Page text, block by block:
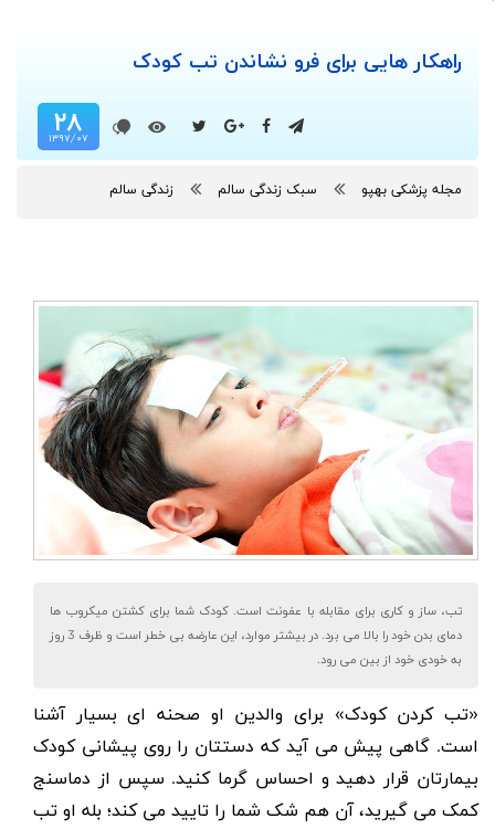
راهکار هایی برای فرو نشاندن تب کودک
۲۸
۱۳۹۷/۰۷
مجله پزشکی بهپو سبک زندگی سالم زندگی سالم
تب، ساز و کاری برای مقابله با عفونت است. کودک شما برای کشتن میکروب ها
دمای بدن خود را بالا می برد. در بیشتر موارد، این عارضه بی خطر است و ظرف 3 روز
به خودی خود از بین می رود.
«تب کردن کودک» برای والدین او صحنه ای بسیار آشنا
است. گاهی پیش می آید که دستتان را روی پیشانی کودک
بیمارتان قرار دهید و احساس گرما کنید. سپس از دماسنج
کمک می گیرید، آن هم شک شما را تایید می کند؛ بله او تب